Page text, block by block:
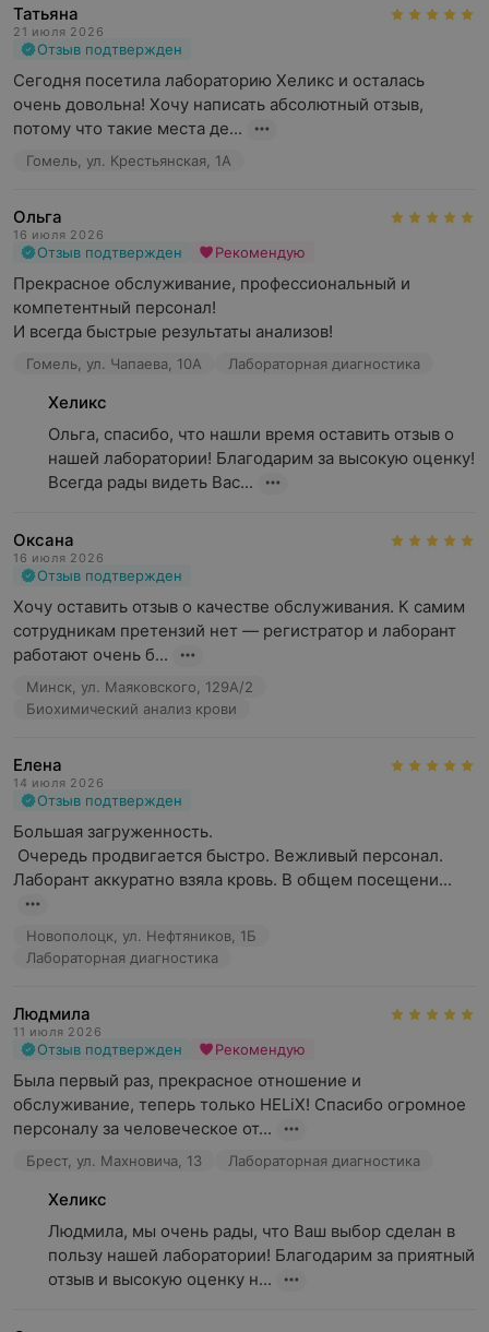
Татьяна
21 июля 2026
Отзыв подтвержден
Сегодня посетила лабораторию Хеликс и осталась
очень довольна! Хочу написать абсолютный отзыв,
потому что такие места де...
Гомель, ул. Крестьянская, 1А
Ольга
16 июля 2026
Отзыв подтвержден Рекомендую
Прекрасное обслуживание, профессиональный и
компетентный персонал!
И всегда быстрые результаты анализов!
Гомель, ул. Чапаева, 10А Лабораторная диагностика
Хеликс
Ольга, спасибо, что нашли время оставить отзыв о
нашей лаборатории! Благодарим за высокую оценку!
Всегда рады видеть Вас...
Оксана
16 июля 2026
Отзыв подтвержден
Хочу оставить отзыв о качестве обслуживания. К самим
сотрудникам претензий нет — регистратор и лаборант
работают очень б...
Минск, ул. Маяковского, 129А/2
Биохимический анализ крови
Елена
14 июля 2026
Отзыв подтвержден
Большая загруженность.
Лаборант аккуратно взяла кровь. В общем посещени...
Новополоцк, ул. Нефтяников, 1Б
Лабораторная диагностика
Людмила
11 июля 2026
Отзыв подтвержден Рекомендую
Была первый раз, прекрасное отношение и
обслуживание, теперь только HELiX! Спасибо огромное
персоналу за человеческое от...
Брест, ул. Махновича, 13 Лабораторная диагностика
Хеликс
Людмила, мы очень рады, что Ваш выбор сделан в
пользу нашей лаборатории! Благодарим за приятный
отзыв и высокую оценку н...